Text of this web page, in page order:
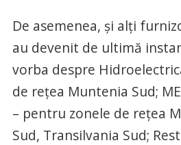
De asemenea, şi alţi
au devenit de ultimă
vorba despre
de reţea Muntenia Sud;
– pentru zonele de reţea
Sud, Transilvania Sud;